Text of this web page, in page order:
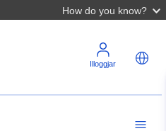
How do you know?
Illoggjar